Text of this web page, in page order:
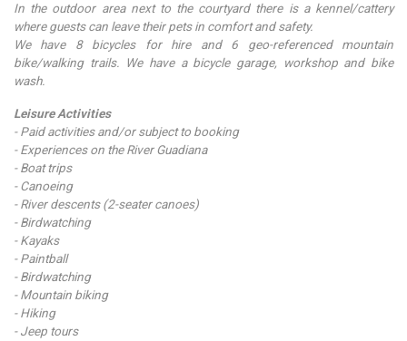
In the outdoor area next to the courtyard there is a kennel/cattery
where guests can leave their pets in comfort and safety.
We have 8 bicycles for hire and 6 geo-referenced mountain
bike/walking trails. We have a bicycle garage, workshop and bike
wash.
Leisure Activities
- Paid activities and/or subject to booking
- Experiences on the River Guadiana
- Boat trips
- Canoeing
- River descents (2-seater canoes)
- Birdwatching
- Kayaks
- Paintball
- Birdwatching
- Mountain biking
- Hiking
- Jeep tours